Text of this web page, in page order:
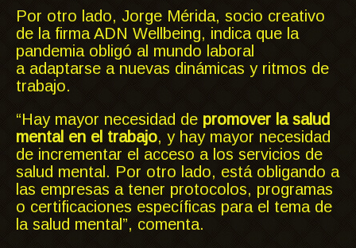
Por otro lado, Jorge Mérida, socio creativo
de la firma ADN Wellbeing, indica que la
pandemia obligó al mundo laboral
a adaptarse a nuevas dinámicas y ritmos de
trabajo.
“Hay mayor necesidad de promover la salud
mental en el trabajo, y hay mayor necesidad
de incrementar el acceso a los servicios de
salud mental. Por otro lado, está obligando a
las empresas a tener protocolos, programas
o certificaciones específicas para el tema de
la salud mental”, comenta.